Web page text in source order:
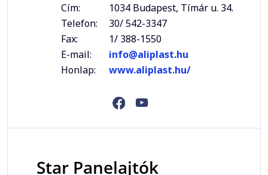
Cím:
1034 Budapest, Tímár u. 34.
Telefon:
30/ 542-3347
Fax:
1/ 388-1550
E-mail:
info@aliplast.hu
Honlap:
www.aliplast.hu/
Star Panelajtók